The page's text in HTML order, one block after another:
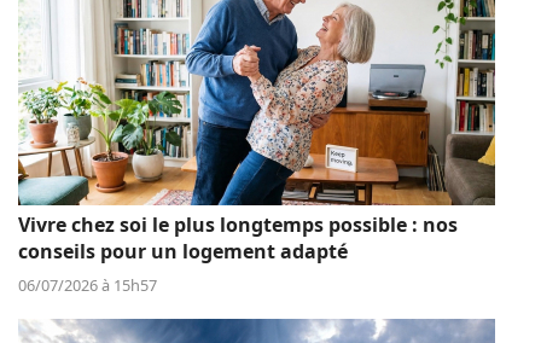
Vivre chez soi le plus longtemps possible : nos
conseils pour un logement adapté
06/07/2026 à 15h57